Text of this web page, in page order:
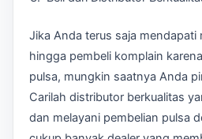
Jika Anda terus saja mendapati
hingga pembeli komplain
pulsa, mungkin saatnya Anda
Carilah distributor berkualitas
dan melayani pembelian pulsa